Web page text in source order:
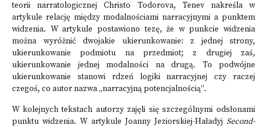
teorii narratologicznej Christo Todorova, Tenev nakreśla w
artykule relację między modalnościami narracyjnymi a punktem
widzenia. W artykule postawiono tezę, że w punkcie widzenia
można wyróżnić dwojakie ukierunkowanie: z jednej strony,
ukierunkowanie podmiotu na przedmiot; z drugiej zaś,
ukierunkowanie jednej modalności na drugą. To podwójne
ukierunkowanie stanowi rdzeń logiki narracyjnej czy raczej
czegoś, co autor nazwa „narracyjną potencjalnością”.
W kolejnych tekstach autorzy zajęli się szczególnymi odsłonami
punktu widzenia. W artykule Joanny Jeziorskiej-Haładyj Second-